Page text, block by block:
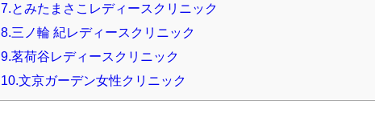
7.とみたまさこレディースクリニック
8.三ノ輪 紀レディースクリニック
9.茗荷谷レディースクリニック
10.文京ガーデン女性クリニック